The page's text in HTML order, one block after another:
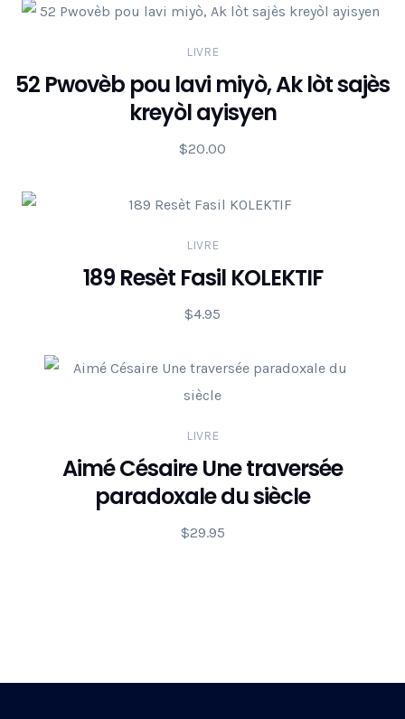
LIVRE
52 Pwovèb pou lavi miyò, Ak lòt sajès
kreyòl ayisyen
$20.00
LIVRE
189 Resèt Fasil KOLEKTIF
$4.95
LIVRE
Aimé Césaire Une traversée
paradoxale du siècle
$29.95